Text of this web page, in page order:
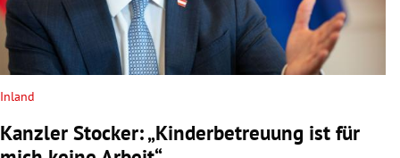
Inland
Kanzler Stocker: „Kinderbetreuung ist für